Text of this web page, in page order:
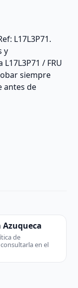
L17L3P71.
y
/ FRU
siempre
antes de
de
en el